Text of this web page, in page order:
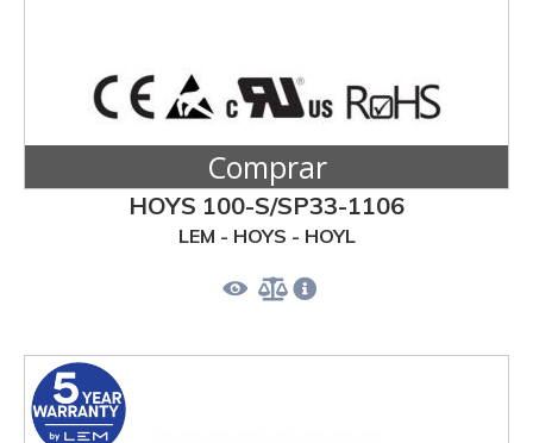
Comprar
HOYS 100-S/SP33-1106
LEM - HOYS - HOYL